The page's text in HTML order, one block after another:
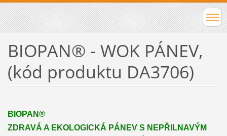
BIOPAN® - WOK PÁNEV,
(kód produktu DA3706)
BIOPAN®
ZDRAVÁ A EKOLOGICKÁ PÁNEV S NEPŘILNAVÝM